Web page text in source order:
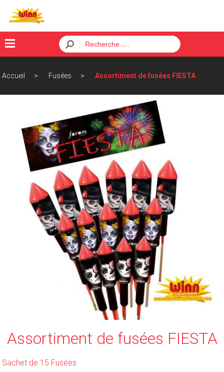
FUSÉES
PÈTARDS
ORDRE
CONTACT
Accueil Fusées Assortiment de fusées FIESTA
Assortiment de fusées FIESTA
Sachet de 15 Fusées